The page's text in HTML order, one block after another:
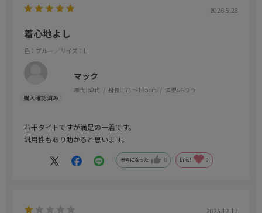
2026.5.28
着心地よし
色：ブルー ／サイズ：L
マック
年代:60代 身長:171～175cm 体型:ふつう
若干タイトですが満足の一着です。
汎用性もあり助かると思います。
参考になった 0 Like! 0
2025.12.17